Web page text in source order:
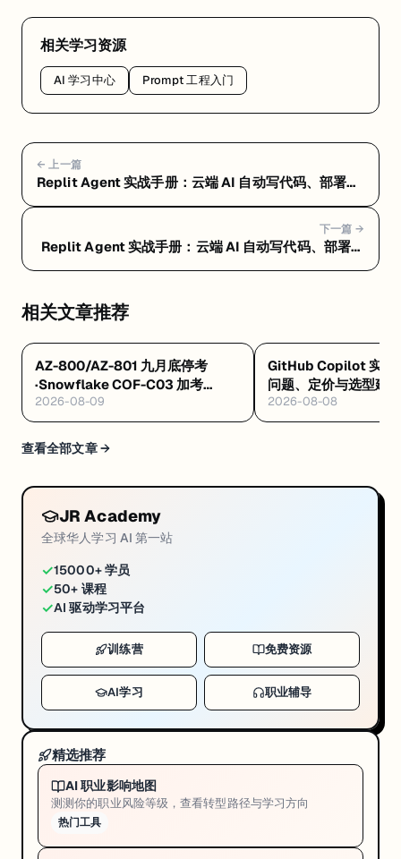
相关学习资源
AI 学习中心 Prompt 工程入门
← 上一篇
Replit Agent 实战手册：云端 AI 自动写代码、部署一
下一篇 →
Replit Agent 实战手册：云端 AI 自动写代码、部署一
相关文章推荐
AZ-800/AZ-801 九月底停考
·Snowflake COF-C03 加考
Cortex AI·AWS 十万免费 AI 席
8/4 开训
2026-08-09
GitHub Copilot 实战
问题、定价与选型建议
2026-08-08
查看全部文章 →
JR Academy
全球华人学习 AI 第一站
✓15000+ 学员
✓50+ 课程
✓AI 驱动学习平台
训练营 免费资源
AI学习 职业辅导
精选推荐
AI 职业影响地图
测测你的职业风险等级，查看转型路径与学习方向
热门工具